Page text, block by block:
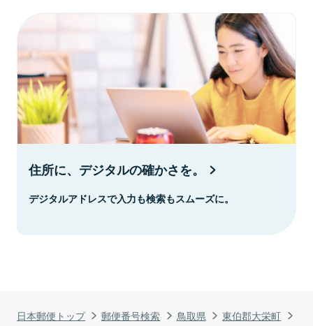
日本郵便トップ 郵便番号検索 鳥取県
東伯郡大栄町
住所に、デジタルの確かさを。
デジタルアドレスで入力も検索もスムーズに。